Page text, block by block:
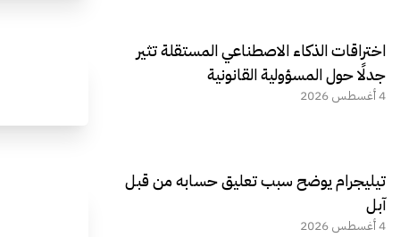
اختراقات الذكاء الاصطناعي المستقلة تثير
جدلًا حول المسؤولية القانونية
4 أغسطس 2026
تيليجرام يوضح سبب تعليق حسابه من قبل
آبل
4 أغسطس 2026